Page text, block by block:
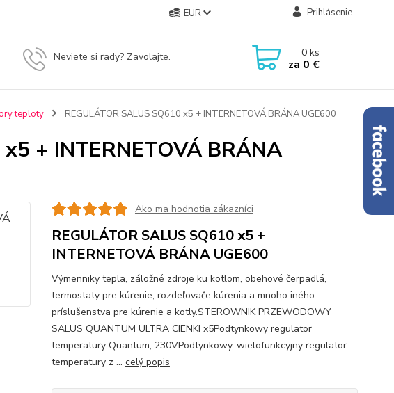
EUR Prihlásenie
Neviete si rady? Zavolajte. 0ks
za 0 €
teploty REGULÁTOR SALUS SQ610 x5 + INTERNETOVÁ BRÁNA UGE600
+ INTERNETOVÁ BRÁNA
Ako ma hodnotia zákazníci
REGULÁTOR SALUS SQ610 x5 +
INTERNETOVÁ BRÁNA UGE600
Výmenniky tepla, záložné zdroje ku kotlom, obehové čerpadlá,
termostaty pre kúrenie, rozdeľovače kúrenia a mnoho iného
príslušenstva pre kúrenie a kotly.STEROWNIK PRZEWODOWY
SALUS QUANTUM ULTRA CIENKI x5Podtynkowy regulator
temperatury Quantum, 230VPodtynkowy, wielofunkcyjny regulator
temperatury z ... celý popis